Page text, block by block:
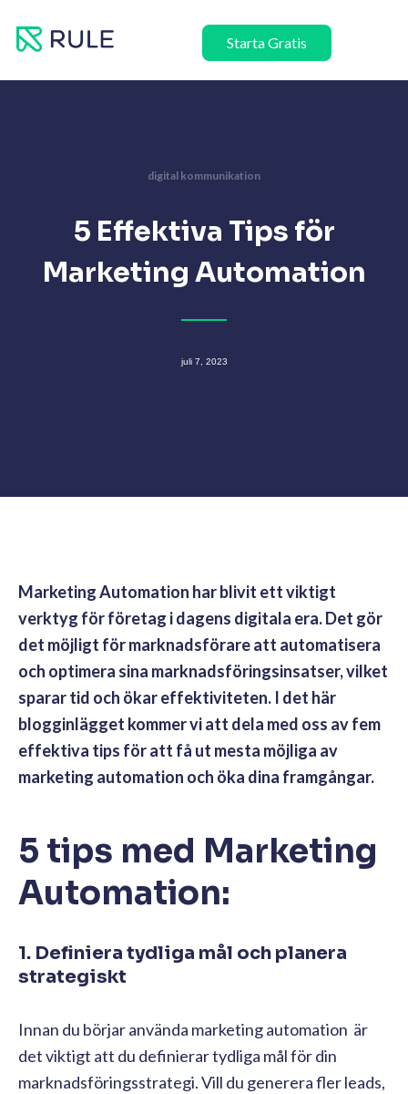
Starta Gratis
digital kommunikation
5 Effektiva Tips för
Marketing Automation
juli 7, 2023
Marketing Automation har blivit ett viktigt
verktyg för företag i dagens digitala era. Det gör
det möjligt för marknadsförare att automatisera
och optimera sina marknadsföringsinsatser, vilket
sparar tid och ökar effektiviteten. I det här
blogginlägget kommer vi att dela med oss av fem
effektiva tips för att få ut mesta möjliga av
marketing automation och öka dina framgångar.
5 tips med Marketing
Automation:
1. Definiera tydliga mål och planera
strategiskt
Innan du börjar använda marketing automation är
det viktigt att du definierar tydliga mål för din
marknadsföringsstrategi. Vill du generera fler leads,